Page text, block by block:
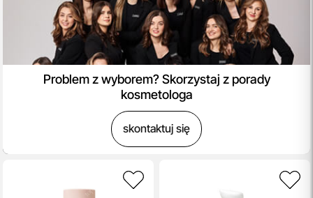
Problem z wyborem? Skorzystaj z porady
kosmetologa
skontaktuj się